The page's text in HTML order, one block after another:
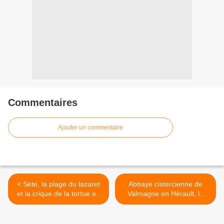
Commentaires
Ajouter un commentaire
< Sète, la plage du lazaret
et la crique de la tortue en
Hérault.
Abbaye cistercienne de
Valmagne en Hérault, la
cathédrale des vignes. >